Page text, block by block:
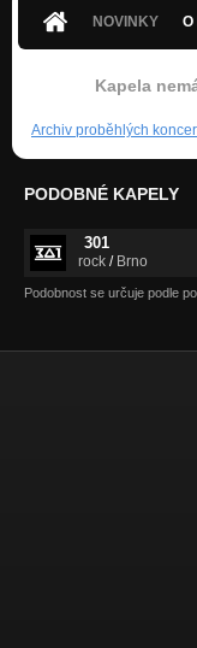
NOVINKY O
Kapela
Archiv proběhlých
PODOBNÉ KAPELY
301
rock / Brno
Podobnost se určuje podle